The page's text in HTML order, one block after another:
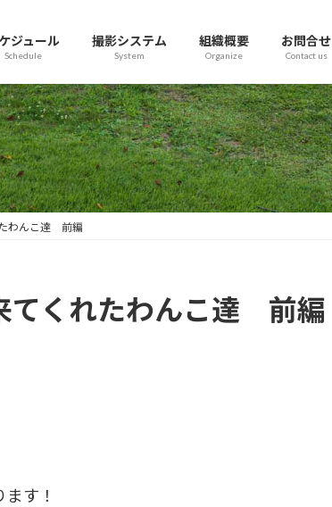
ジュール
Schedule
撮影システム
System
組織概要
Organize
お問合せ
Contact us
わんこ達 前編
てくれたわんこ達 前編
す！